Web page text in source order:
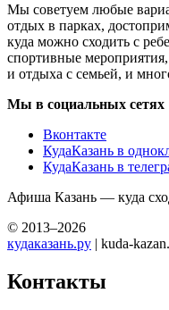
Мы советуем любые
отдых в парках,
куда можно сходить с
спортивные
и отдыха с семьей, и
Мы в социальных сетях
Вконтакте
КудаКазань в
КудаКазань в
Афиша Казань — куда
© 2013–2026
кудаказань.ру | kuda-
Контакты